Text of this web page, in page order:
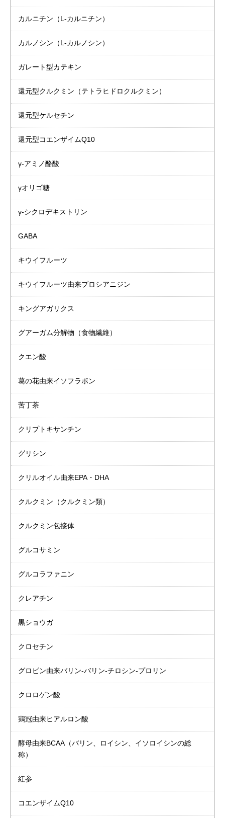
カルニチン （L-カルニチン）
カルノシン （L-カルノシン）
ガレート型カテキン
還元型クルクミン（テトラヒドロクルクミン）
還元型ケルセチン
還元型コエンザイムQ10
γ-アミノ酪酸
γオリゴ糖
γ-シクロデキストリン
GABA
キウイフルーツ
キウイフルーツ由来プロシアニジン
キングアガリクス
グアーガム分解物 （食物繊維）
クエン酸
葛の花由来イソフラボン
苦丁茶
クリプトキサンチン
グリシン
クリルオイル由来EPA・DHA
クルクミン （クルクミン類）
クルクミン包接体
グルコサミン
グルコラファニン
クレアチン
黒ショウガ
クロセチン
グロビン由来バリン-バリン-チロシン-プロリン
クロロゲン酸
鶏冠由来ヒアルロン酸
酵母由来BCAA（バリン、ロイシン、イソロイシンの総
称）
紅参
コエンザイムQ10